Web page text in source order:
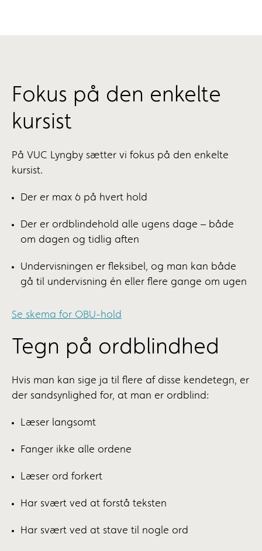
Fokus på den enkelte
kursist
På VUC Lyngby sætter vi fokus på den enkelte
kursist.
Der er max 6 på hvert hold
Der er ordblindehold alle ugens dage – både
om dagen og tidlig aften
Undervisningen er fleksibel, og man kan både
gå til undervisning én eller flere gange om ugen
Se skema for OBU-hold
Tegn på ordblindhed
Hvis man kan sige ja til flere af disse kendetegn, er
der sandsynlighed for, at man er ordblind:
Læser langsomt
Fanger ikke alle ordene
Læser ord forkert
Har svært ved at forstå teksten
Har svært ved at stave til nogle ord